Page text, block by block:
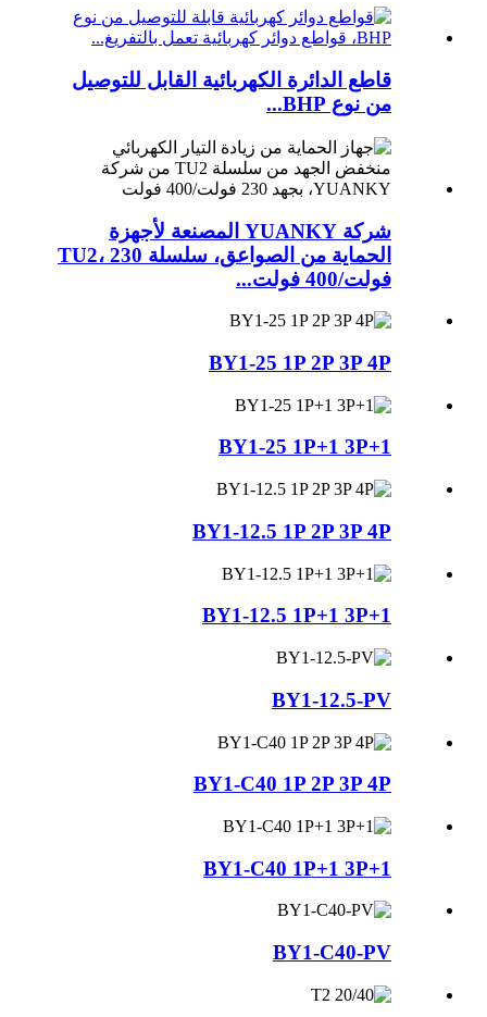
قاطع الدائرة الكهربائية القابل للتوصيل
من نوع BHP...
شركة YUANKY المصنعة لأجهزة
الحماية من الصواعق، سلسلة TU2، 230
فولت/400 فولت...
BY1-25 1P 2P 3P 4P
BY1-25 1P+1 3P+1
BY1-12.5 1P 2P 3P 4P
BY1-12.5 1P+1 3P+1
BY1-12.5-PV
BY1-C40 1P 2P 3P 4P
BY1-C40 1P+1 3P+1
BY1-C40-PV